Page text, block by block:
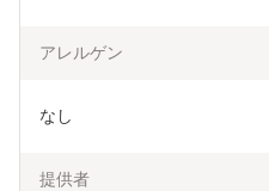
アレルゲン
なし
提供者